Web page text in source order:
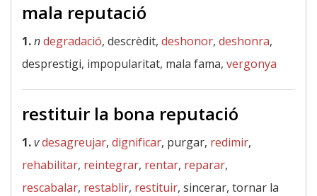
mala reputació
1.ndegradació, descrèdit, deshonor, deshonra,
desprestigi, impopularitat, mala fama, vergonya
restituir la bona reputació
1.vdesagreujar, dignificar, purgar, redimir,
rehabilitar, reintegrar, rentar, reparar,
rescabalar, restablir, restituir, sincerar, tornar la